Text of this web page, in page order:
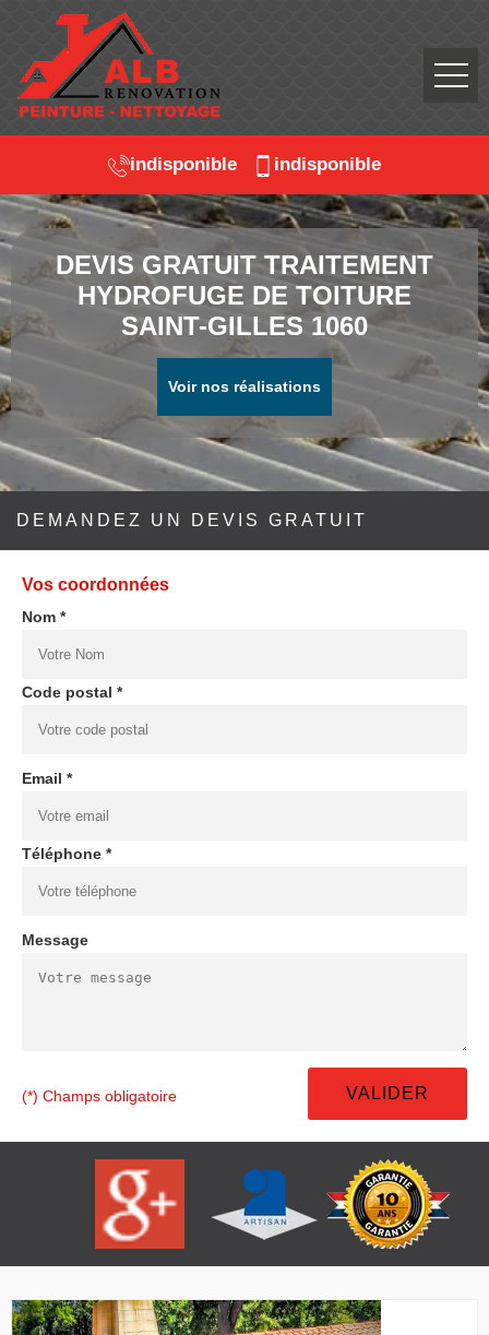
indisponible indisponible
DEVIS GRATUIT TRAITEMENT
HYDROFUGE DE TOITURE
SAINT-GILLES 1060
Voir nos réalisations
DEMANDEZ UN DEVIS GRATUIT
Vos coordonnées
Nom *
Code postal *
Email *
Téléphone *
Message
(*) Champs obligatoire